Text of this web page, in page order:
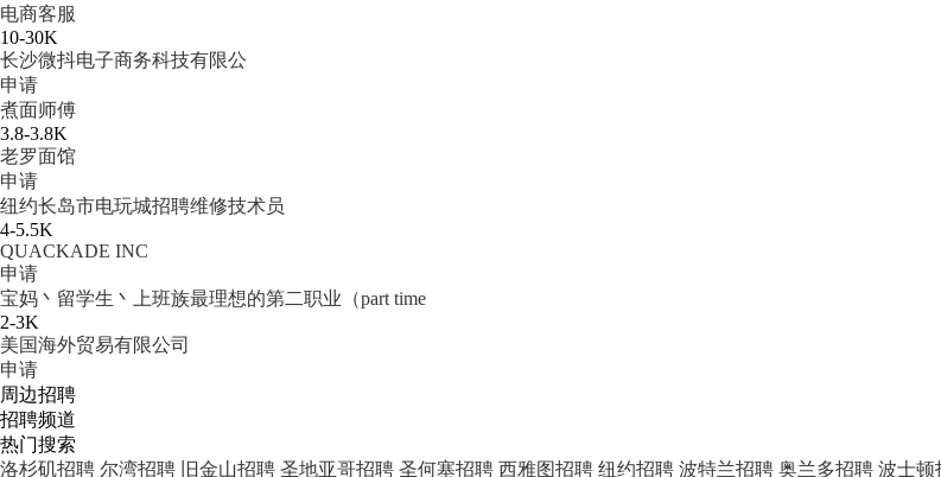
电商客服
10-30K
长沙微抖电子商务科技有限公
申请
煮面师傅
3.8-3.8K
老罗面馆
申请
纽约长岛市电玩城招聘维修技术员
4-5.5K
QUACKADE INC
申请
宝妈丶留学生丶上班族最理想的第二职业（part time
2-3K
美国海外贸易有限公司
申请
周边招聘
招聘频道
热门搜索
洛杉矶招聘 尔湾招聘 旧金山招聘 圣地亚哥招聘 圣何塞招聘 西雅图招聘 纽约招聘 波特兰招聘 奥兰多招聘 波士顿